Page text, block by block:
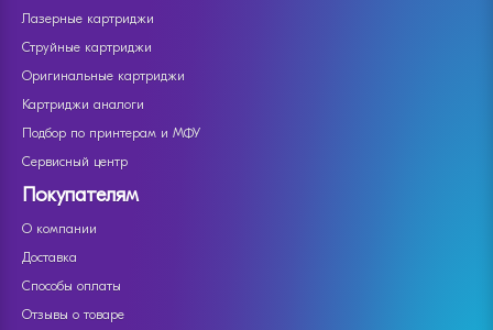
Лазерные картриджи
Струйные картриджи
Оригинальные картриджи
Картриджи аналоги
Подбор по принтерам и МФУ
Сервисный центр
Покупателям
О компании
Доставка
Способы оплаты
Отзывы о товаре